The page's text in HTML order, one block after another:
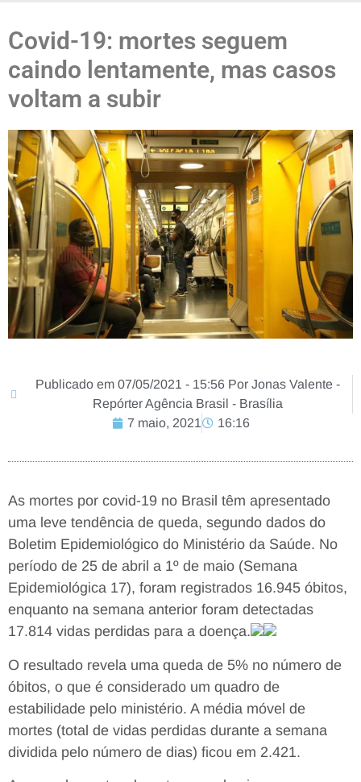
Covid-19: mortes seguem
caindo lentamente, mas casos
voltam a subir
Publicado em 07/05/2021 - 15:56 Por Jonas Valente -
Repórter Agência Brasil - Brasília
7 maio, 2021
16:16
As mortes por covid-19 no Brasil têm apresentado
uma leve tendência de queda, segundo dados do
Boletim Epidemiológico do Ministério da Saúde. No
período de 25 de abril a 1º de maio (Semana
Epidemiológica 17), foram registrados 16.945 óbitos,
enquanto na semana anterior foram detectadas
17.814 vidas perdidas para a doença.
O resultado revela uma queda de 5% no número de
óbitos, o que é considerado um quadro de
estabilidade pelo ministério. A média móvel de
mortes (total de vidas perdidas durante a semana
dividida pelo número de dias) ficou em 2.421.